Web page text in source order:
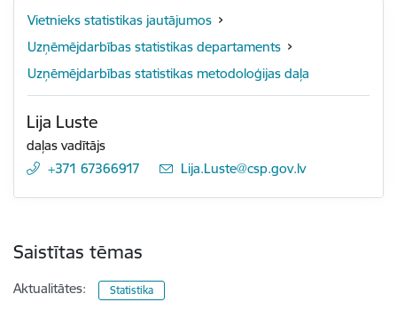
Vietnieks statistikas jautājumos
Uzņēmējdarbības statistikas departaments
Uzņēmējdarbības statistikas metodoloģijas daļa
Lija Luste
daļas vadītājs
+371 67366917
E-pasts:
Lija.Luste@csp.gov.lv
Saistītas tēmas
Aktualitātes: Statistika